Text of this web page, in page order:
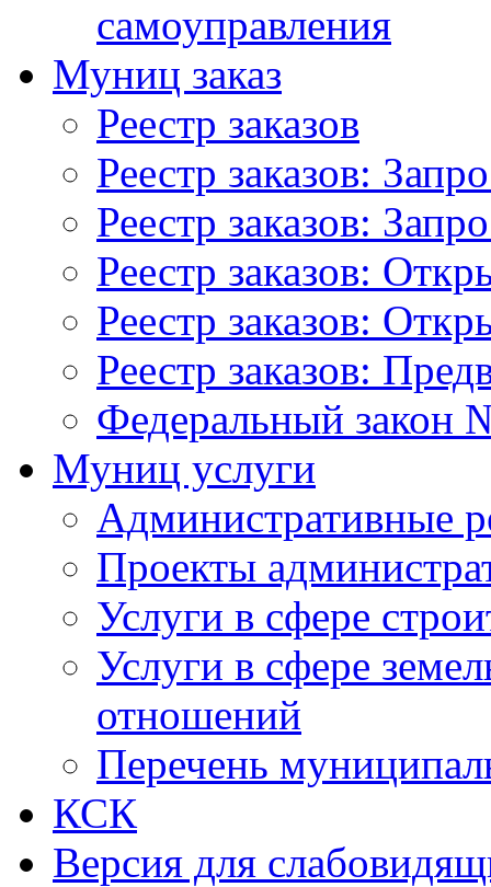
самоуправления
Муниц заказ
Реестр заказов
Реестр заказов:
Реестр заказов:
Реестр заказов:
Реестр заказов:
Реестр заказов:
Федеральный закон
Муниц услуги
Административные
Проекты
Услуги в сфере
Услуги в сфере
отношений
Перечень
КСК
Версия для